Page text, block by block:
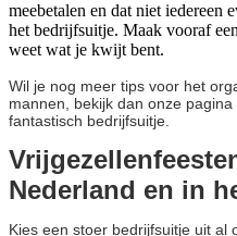
meebetalen en dat niet iedereen
het bedrijfsuitje. Maak vooraf
weet wat je kwijt bent.
Wil je nog meer tips voor het
mannen, bekijk dan onze pagina
fantastisch bedrijfsuitje.
Nederland en in
Kies een stoer bedrijfsuitje uit al